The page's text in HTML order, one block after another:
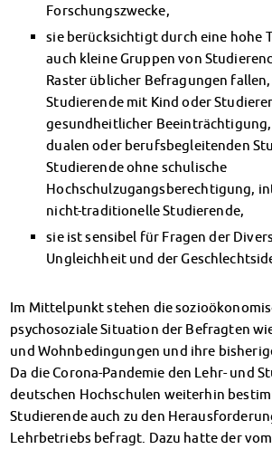
Forschungszwecke,
sie berücksichtigt durch eine hohe
auch kleine Gruppen von
Raster üblicher Befragungen
Studierende mit Kind oder
gesundheitlicher
dualen oder berufsbegleitenden
Studierende ohne schulische
Hochschulzugangsberechtigung,
nicht-traditionelle Studierende,
sie ist sensibel für Fragen der
Ungleichheit und der
Im Mittelpunkt stehen die
psychosoziale Situation der Befragten
und Wohnbedingungen und ihre
Da die Corona-Pandemie den Lehr- und
deutschen Hochschulen weiterhin
Studierende auch zu den
Lehrbetriebs befragt. Dazu hatte der